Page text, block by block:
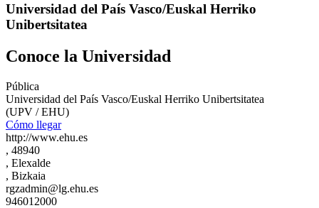
Universidad del País Vasco/Euskal Herriko
Unibertsitatea
Conoce la Universidad
Pública
Universidad del País Vasco/Euskal Herriko Unibertsitatea
(UPV / EHU)
Cómo llegar
http://www.ehu.es
, 48940
, Elexalde
, Bizkaia
rgzadmin@lg.ehu.es
946012000